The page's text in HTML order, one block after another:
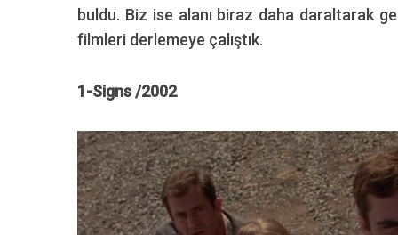
buldu. Biz ise alanı biraz daha daraltarak
filmleri derlemeye çalıştık.
1-Signs /2002